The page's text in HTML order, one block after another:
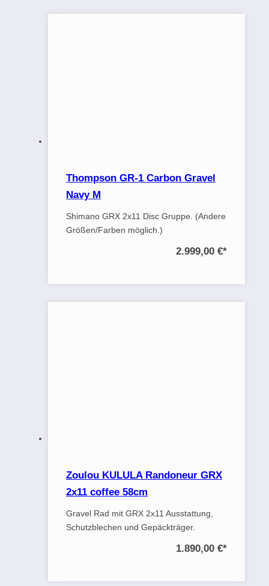
Thompson GR-1 Carbon Gravel
Navy M
Shimano GRX 2x11 Disc Gruppe. (Andere
Größen/Farben möglich.)
2.999,00 €*
Zoulou KULULA Randoneur GRX
2x11 coffee 58cm
Gravel Rad mit GRX 2x11 Ausstattung,
Schutzblechen und Gepäckträger.
1.890,00 €*